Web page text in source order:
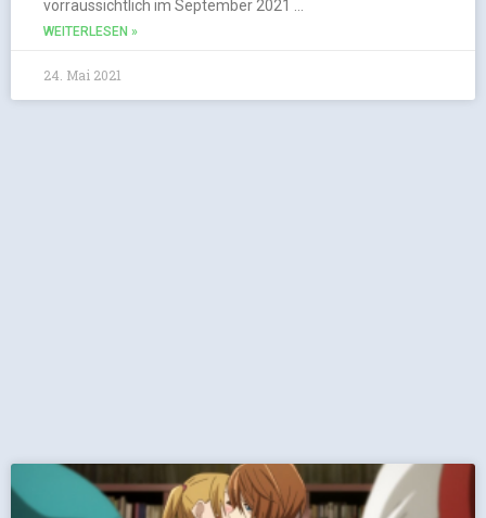
vorraussichtlich im September 2021 …
WEITERLESEN »
24. Mai 2021